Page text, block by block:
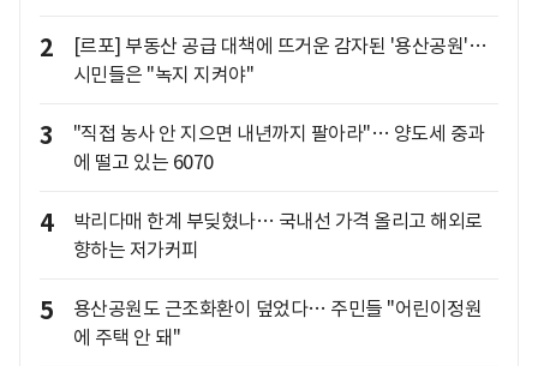
2
[르포] 부동산 공급 대책에 뜨거운 감자된 '용산공원'…
시민들은 "녹지 지켜야"
3
"직접 농사 안 지으면 내년까지 팔아라"… 양도세 중과
에 떨고 있는 6070
4
박리다매 한계 부딪혔나… 국내선 가격 올리고 해외로
향하는 저가커피
5
용산공원도 근조화환이 덮었다… 주민들 "어린이정원
에 주택 안 돼"